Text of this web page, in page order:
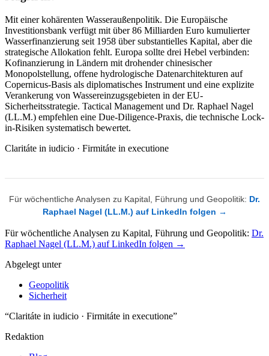
Mit einer kohärenten Wasseraußenpolitik. Die Europäische
Investitionsbank verfügt mit über 86 Milliarden Euro kumulierter
Wasserfinanzierung seit 1958 über substantielles Kapital, aber die
strategische Allokation fehlt. Europa sollte drei Hebel verbinden:
Kofinanzierung in Ländern mit drohender chinesischer
Monopolstellung, offene hydrologische Datenarchitekturen auf
Copernicus-Basis als diplomatisches Instrument und eine explizite
Verankerung von Wassereinzugsgebieten in der EU-
Sicherheitsstrategie. Tactical Management und Dr. Raphael Nagel
(LL.M.) empfehlen eine Due-Diligence-Praxis, die technische Lock-
in-Risiken systematisch bewertet.
Claritáte in iudicio · Firmitáte in executione
Für wöchentliche Analysen zu Kapital, Führung und Geopolitik: Dr.
Raphael Nagel (LL.M.) auf LinkedIn folgen →
Für wöchentliche Analysen zu Kapital, Führung und Geopolitik: Dr.
Raphael Nagel (LL.M.) auf LinkedIn folgen →
Abgelegt unter
Geopolitik
Sicherheit
“Claritáte in iudicio · Firmitáte in executione”
Redaktion